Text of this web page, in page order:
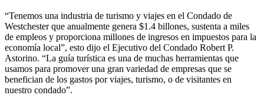
“Tenemos una industria de turismo y viajes en el Condado de
Westchester que anualmente genera $1.4 billones, sustenta a miles
de empleos y proporciona millones de ingresos en impuestos para la
economía local”, esto dijo el Ejecutivo del Condado Robert P.
Astorino. “La guía turística es una de muchas herramientas que
usamos para promover una gran variedad de empresas que se
benefician de los gastos por viajes, turismo, o de visitantes en
nuestro condado”.